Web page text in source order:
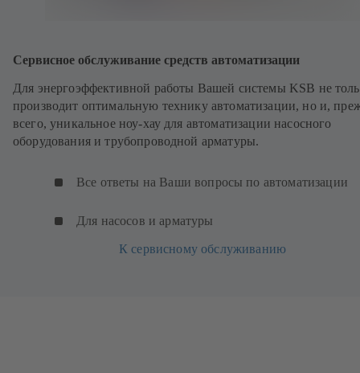
Сервисное обслуживание средств автоматизации
Для энергоэффективной работы Вашей системы KSB не
производит оптимальную технику автоматизации, но и,
всего, уникальное ноу-хау для автоматизации насосного
оборудования и трубопроводной арматуры.
Все ответы на Ваши вопросы по автоматизации
Для насосов и арматуры
К сервисному обслуживанию